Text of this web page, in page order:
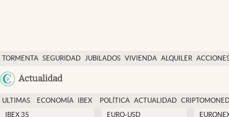
TORMENTA SEGURIDAD JUBILADOS VIVIENDA ALQUILER
Actualidad
Economía y finanzas
Política
Actualidad
ULTIMAS
NOTICIAS
ECONOMÍA
IBEX
POLÍTICA ACTUALIDAD
IBEX 35
EURO-USD